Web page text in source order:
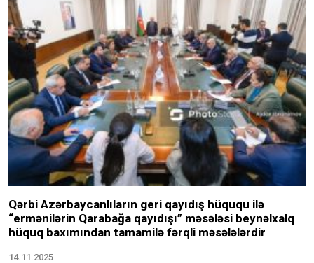
Qərbi Azərbaycanlıların geri qayıdış hüququ ilə
“ermənilərin Qarabağa qayıdışı” məsələsi beynəlxalq
hüquq baxımından tamamilə fərqli məsələlərdir
14.11.2025